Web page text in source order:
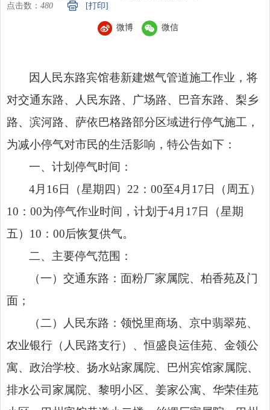
点击数： 480 [打印]
微博 微信
因人民东路宾馆巷新建燃气管道施工作业，将
对交通东路、人民东路、广场路、巴音东路、梨乡
路、滨河路、萨依巴格路部分区域进行停气施工，
为减小停气对市民的生活影响，特公告如下：
一、计划停气时间：
4月16日（星期四）22：00至4月17日（周五）
10：00为停气作业时间，计划于4月17日（星期
五）10：00后恢复供气。
二、主要停气范围：
（一）交通东路：面粉厂家属院、柏香苑及门
面；
（二）人民东路：领悦里商场、京中翡翠苑、
农业银行（人民路支行）、恒盛良运佳苑、金领公
寓、政治学校、扬水站家属院、巴州宾馆家属院、
排水公司家属院、黎明小区、姜家公寓、华荣佳苑